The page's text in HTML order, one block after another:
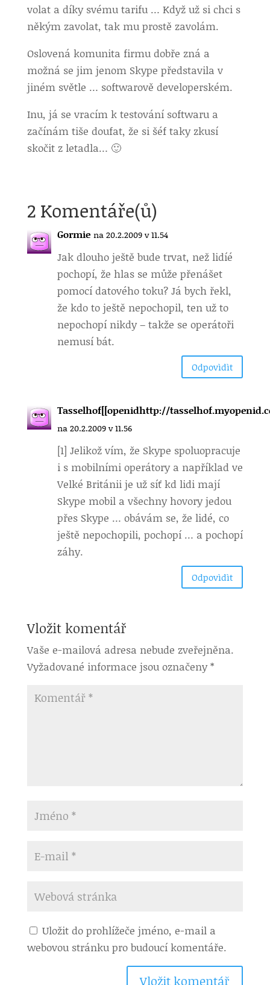
volat a díky svému tarifu … Když už si chci s
někým zavolat, tak mu prostě zavolám.
Oslovená komunita firmu dobře zná a
možná se jim jenom Skype představila v
jiném světle … softwarově developerském.
Inu, já se vracím k testování softwaru a
začínám tiše doufat, že si šéf taky zkusí
skočit z letadla… 🙂
2 Komentáře(ů)
Gormie na 20.2.2009 v 11.54
Jak dlouho ještě bude trvat, než lidíé
pochopí, že hlas se může přenášet
pomocí datového toku? Já bych řekl,
že kdo to ještě nepochopil, ten už to
nepochopí nikdy – takže se operátoři
nemusí bát.
Odpovìdìt
Tasselhof[[openidhttp://
na 20.2.2009 v 11.56
[1] Jelikož vím, že Skype spoluopracuje
i s mobilními operátory a například ve
Velké Británii je už síť kd lidi mají
Skype mobil a všechny hovory jedou
přes Skype … obávám se, že lidé, co
ještě nepochopili, pochopí … a pochopí
záhy.
Odpovìdìt
Vložit komentář
Vaše e-mailová adresa nebude zveřejněna.
Vyžadované informace jsou označeny*
Uložit do prohlížeče jméno, e-mail a
webovou stránku pro budoucí komentáře.